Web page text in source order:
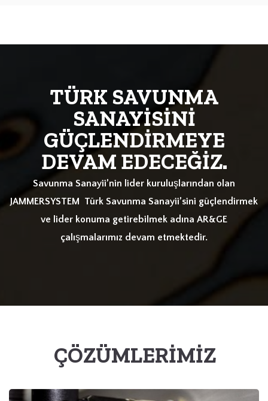
TÜRK SAVUNMA
SANAYİSİNİ
GÜÇLENDİRMEYE
DEVAM EDECEĞİZ.
Savunma Sanayii’nin lider kuruluşlarından olan
JAMMERSYSTEM Türk Savunma Sanayii’sini güçlendirmek
ve lider konuma getirebilmek adına AR&GE
çalışmalarımız devam etmektedir.
ÇÖZÜMLERİMİZ